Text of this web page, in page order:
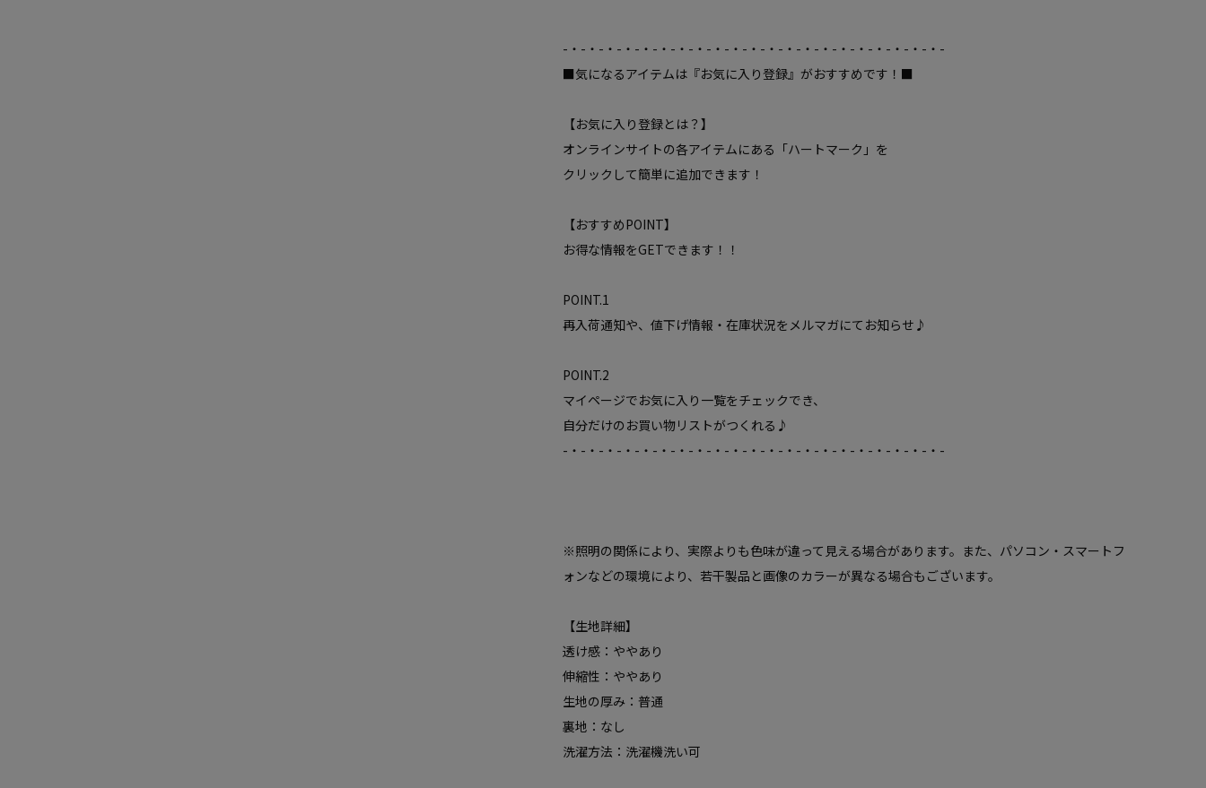
-・-・-・-・-・-・-・-・-・-・-・-・-・-・-・-・-・-・-・-・-・-
■気になるアイテムは『お気に入り登録』がおすすめです！■
【お気に入り登録とは？】
オンラインサイトの各アイテムにある「ハートマーク」を
クリックして簡単に追加できます！
【おすすめPOINT】
お得な情報をGETできます！！
POINT.1
再入荷通知や、値下げ情報・在庫状況をメルマガにてお知らせ♪
POINT.2
マイページでお気に入り一覧をチェックでき、
自分だけのお買い物リストがつくれる♪
-・-・-・-・-・-・-・-・-・-・-・-・-・-・-・-・-・-・-・-・-・-
※照明の関係により、実際よりも色味が違って見える場合があります。また、パソコン・スマートフ
ォンなどの環境により、若干製品と画像のカラーが異なる場合もございます。
【生地詳細】
透け感：ややあり
伸縮性：ややあり
生地の厚み：普通
裏地：なし
洗濯方法：洗濯機洗い可